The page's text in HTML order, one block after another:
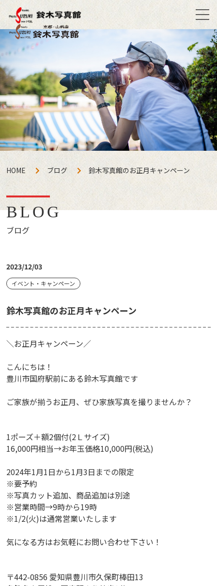
HOME ブログ 鈴木写真館のお正月キャンペーン
BLOG
ブログ
2023/12/03
イベント・キャンペーン
鈴木写真館のお正月キャンペーン
＼お正月キャンペーン／
こんにちは！
豊川市国府駅前にある鈴木写真館です
ご家族が揃うお正月、ぜひ家族写真を撮りませんか？
1ポーズ＋額2個付(2Ｌサイズ)
16,000円相当→お年玉価格10,000円(税込)
2024年1月1日から1月3日までの限定
※要予約
※写真カット追加、商品追加は別途
※営業時間→9時から19時
※1/2(火)は通常営業いたします
気になる方はお気軽にお問い合わせ下さい！
〒442-0856 愛知県豊川市久保町棒田13